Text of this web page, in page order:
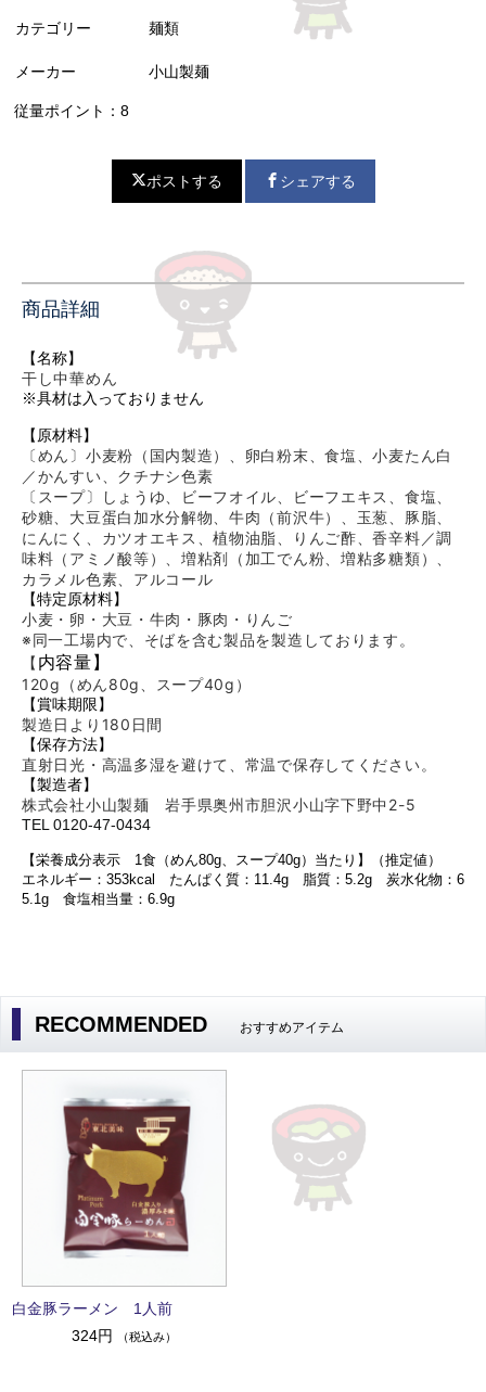
カテゴリー 麺類
メーカー 小山製麺
従量ポイント：8
ポストする シェアする
商品詳細
【名称】
干し中華めん
※具材は入っておりません
【原材料】
〔めん〕小麦粉（国内製造）、卵白粉末、食塩、小麦たん白
／かんすい、クチナシ色素
〔スープ〕しょうゆ、ビーフオイル、ビーフエキス、食塩、
砂糖、大豆蛋白加水分解物、牛肉（前沢牛）、玉葱、豚脂、
にんにく、カツオエキス、植物油脂、りんご酢、香辛料／調
味料（アミノ酸等）、増粘剤（加工でん粉、増粘多糖類）、
カラメル色素、アルコール
【特定原材料】
小麦・卵・大豆・牛肉・豚肉・りんご
※同一工場内で、そばを含む製品を製造しております。
【 内容量】
120g（めん80g、スープ40g）
【賞味期限】
製造日より180 日間
【保存方法】
直射日光・高温多湿を避けて、常温で保存してください。
【製造者】
株式会社小山製麺 岩手県奥州市胆沢小山字下野中2-5
TEL 0120-47-0434
【栄養成分表示 1食（めん80g、スープ40g）当たり】
（推定値）
エネルギー：353kcal たんぱく質：11.4g 脂質：5.2g 炭水化物：6
5.1g 食塩相当量：6.9g
RECOMMENDED おすすめアイテム
白金豚ラーメン 1人前
324円
（税込み）